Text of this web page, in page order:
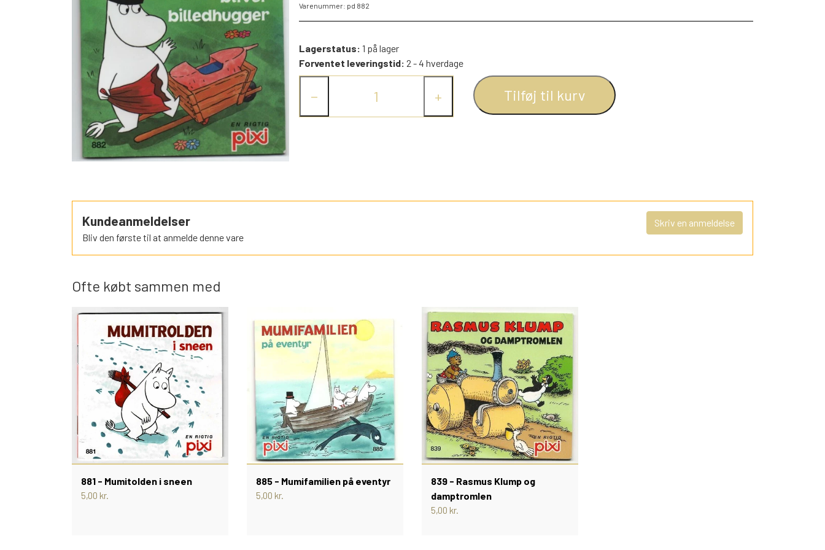
SORTEPER
ÆSELSPIL
ALLE DE ANDRE SPIL
PEZ DISPENSERE
RETRO TING TIL DUKKEHUSE
TROLDE FIGURER
NYHEDER
Varenummer: pd 882
Lagerstatus: 1 på lager
Forventet leveringstid: 2 - 4 hverdage
− + Tilføj til kurv
Skriv en anmeldelse
Kundeanmeldelser
Bliv den første til at anmelde denne vare
Ofte købt sammen med
881 - Mumitolden i sneen
5,00 kr.
885 - Mumifamilien på eventyr
5,00 kr.
839 - Rasmus Klump og
damptromlen
5,00 kr.